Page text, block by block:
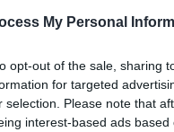
My Personal
opt-out of the sale, sharing
for targeted
selection. Please note that
interest-based ads
βεβαίως πολύ
η μεγάλη
στο κεντρικό